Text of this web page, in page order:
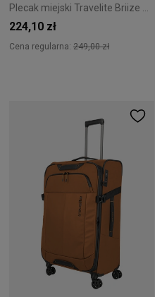
Plecak miejski Travelite Briize M Olive
224,10 zł
Cena regularna: 249,00 zł